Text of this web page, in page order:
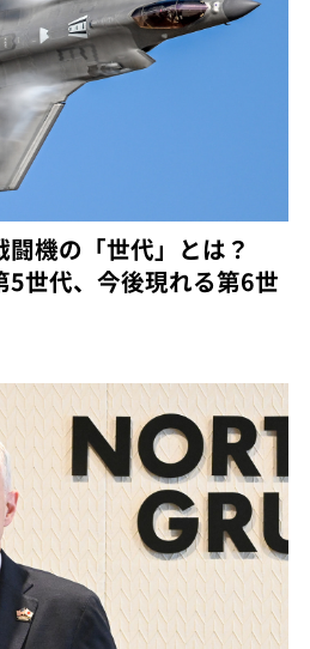
闘機の「世代」とは？
世代、今後現れる第6世